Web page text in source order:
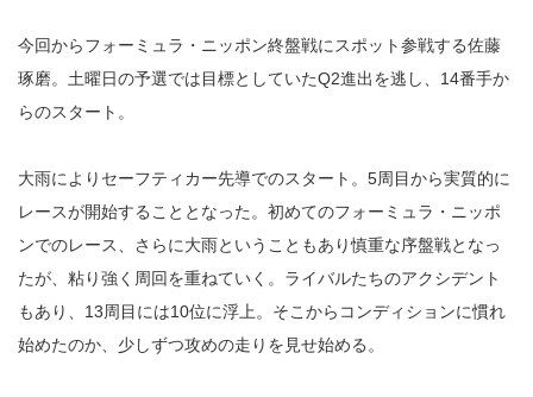
今回からフォーミュラ・ニッポン終盤戦にスポット参戦する佐藤
琢磨。土曜日の予選では目標としていたQ2進出を逃し、14番手か
らのスタート。
大雨によりセーフティカー先導でのスタート。5周目から実質的に
レースが開始することとなった。初めてのフォーミュラ・ニッポ
ンでのレース、さらに大雨ということもあり慎重な序盤戦となっ
たが、粘り強く周回を重ねていく。ライバルたちのアクシデント
もあり、13周目には10位に浮上。そこからコンディションに慣れ
始めたのか、少しずつ攻めの走りを見せ始める。